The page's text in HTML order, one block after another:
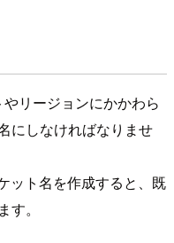
リージョンにかかわら
にしなければなりませ
ット名を作成すると、既
。